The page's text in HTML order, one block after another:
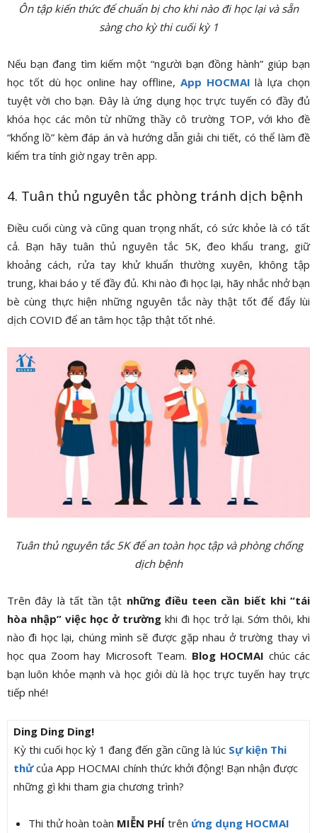
Ôn tập kiến thức để chuẩn bị cho khi nào đi học lại và sẵn
sàng cho kỳ thi cuối kỳ 1
Nếu bạn đang tìm kiếm một “người bạn đồng hành” giúp bạn
học tốt dù học online hay offline, App HOCMAI là lựa chọn
tuyệt vời cho bạn. Đây là ứng dụng học trực tuyến có đầy đủ
khóa học các môn từ những thầy cô trường TOP, với kho đề
“khổng lồ” kèm đáp án và hướng dẫn giải chi tiết, có thể làm đề
kiểm tra tính giờ ngay trên app.
4. Tuân thủ nguyên tắc phòng tránh dịch bệnh
Điều cuối cùng và cũng quan trọng nhất, có sức khỏe là có tất
cả. Bạn hãy tuân thủ nguyên tắc 5K, đeo khẩu trang, giữ
khoảng cách, rửa tay khử khuẩn thường xuyên, không tập
trung, khai báo y tế đầy đủ. Khi nào đi học lại, hãy nhắc nhở bạn
bè cùng thực hiện những nguyên tắc này thật tốt để đẩy lùi
dịch COVID để an tâm học tập thật tốt nhé.
Tuân thủ nguyên tắc 5K để an toàn học tập và phòng chống
dịch bệnh
Trên đây là tất tần tật những điều teen cần biết khi “tái
hòa nhập” việc học ở trường khi đi học trở lại. Sớm thôi, khi
nào đi học lại, chúng mình sẽ được gặp nhau ở trường thay vì
học qua Zoom hay Microsoft Team. Blog HOCMAI chúc các
bạn luôn khỏe mạnh và học giỏi dù là học trực tuyến hay trực
tiếp nhé!
Ding Ding Ding!
Kỳ thi cuối học kỳ 1 đang đến gần cũng là lúc Sự kiện Thi
thửcủa App HOCMAI chính thức khởi động! Bạn nhận được
những gì khi tham gia chương trình?
Thi thử hoàn toàn MIỄN PHÍ trên ứng dụng HOCMAI